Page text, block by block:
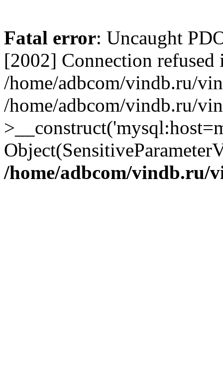
Fatal error: Uncaught
[2002] Connection refused
/home/adbcom/vindb.ru/
/home/adbcom/vindb.ru/
/home/adbcom/vindb.ru/